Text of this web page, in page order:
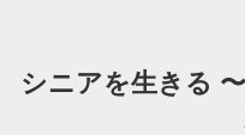
シニアを生きる